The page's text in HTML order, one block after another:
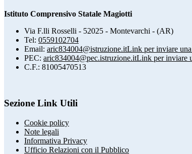
Istituto Comprensivo Statale Magiotti
Via F.lli Rosselli - 52025 - Montevarchi - (AR)
Tel: 0559102704
Email: aric834004@istruzione.itLink per inviare
PEC: aric834004@pec.istruzione.itLink per inviare
C.F.: 81005470513
Sezione Link Utili
Cookie policy
Note legali
Informativa Privacy
Ufficio Relazioni con il Pubblico